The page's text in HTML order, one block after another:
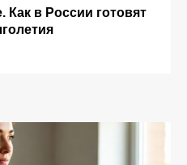
Как в России готовят